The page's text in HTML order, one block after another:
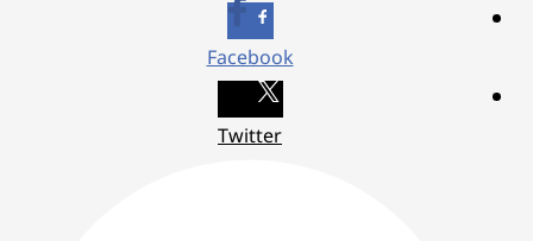
Facebook
Twitter